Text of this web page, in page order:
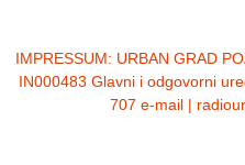
IMPRESSUM: URBAN GRAD
IN000483 Glavni i odgovorni
707 e-mail |